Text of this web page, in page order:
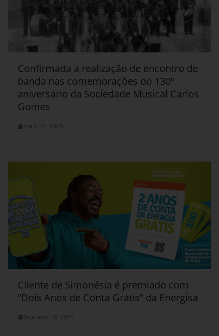
Confirmada a realização de encontro de
banda nas comemorações do 130º
aniversário da Sociedade Musical Carlos
Gomes
maio 21, 2026
Cliente de Simonésia é premiado com
“Dois Anos de Conta Grátis” da Energisa
fevereiro 18, 2025